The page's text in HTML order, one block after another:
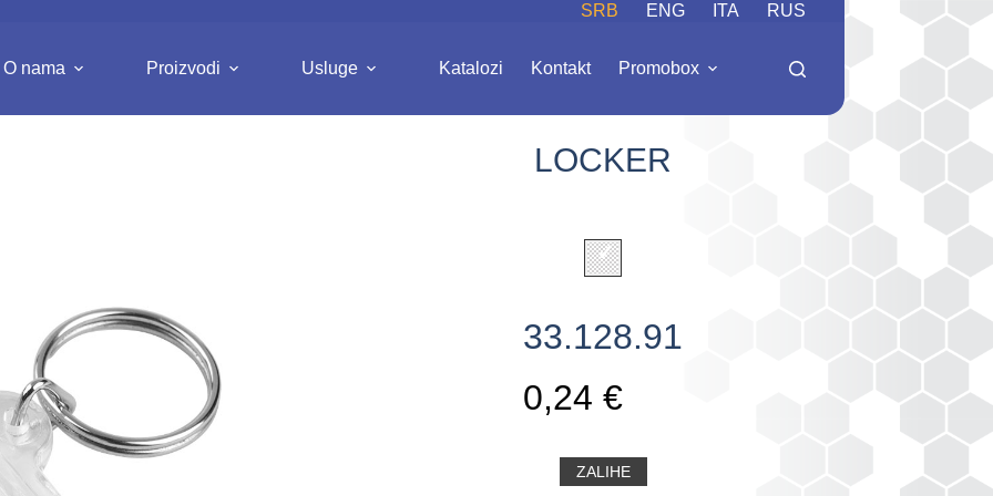
SRB ENG ITA RUS
O nama Proizvodi Usluge Katalozi Kontakt Promobox
LOCKER
33.128.91
0,24 €
ZALIHE